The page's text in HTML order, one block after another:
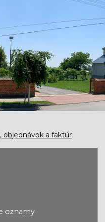
objednávok a faktúr
oznamy